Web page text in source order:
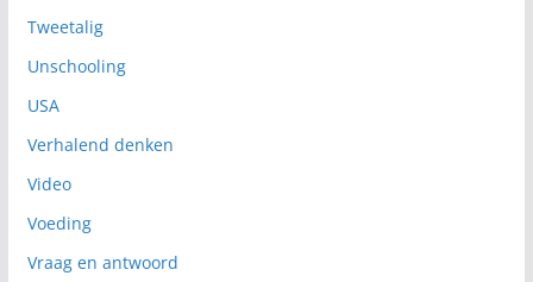
Tweetalig
Unschooling
USA
Verhalend denken
Video
Voeding
Vraag en antwoord